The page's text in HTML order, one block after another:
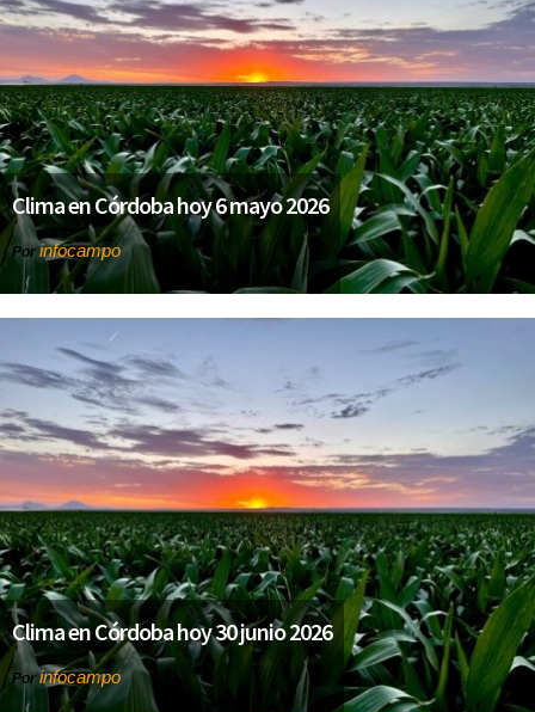
Clima en Córdoba hoy 6 mayo 2026
Por infocampo
Clima en Córdoba hoy 30 junio 2026
Porinfocampo